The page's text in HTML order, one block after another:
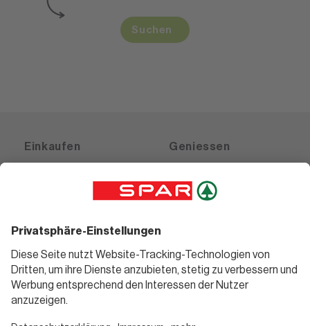
Suchen
Einkaufen
Gutscheine
Geniessen
Weinwelt
Bierwelt
Informieren
Teilnahmebedingungen
Folge uns